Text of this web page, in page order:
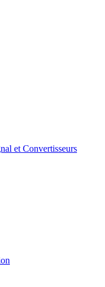
et Convertisseurs